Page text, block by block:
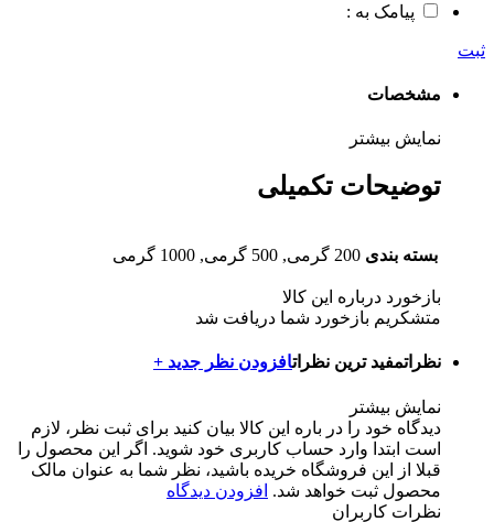
پیامک به :
ثبت
مشخصات
نمایش بیشتر
توضیحات تکمیلی
بسته بندی 200 گرمی, 500 گرمی, 1000 گرمی
بازخورد درباره این کالا
متشکریم بازخورد شما دریافت شد
نظراتمفید ترین نظراتافزودن نظر جدید +
نمایش بیشتر
دیدگاه خود را در باره این کالا بیان کنید برای ثبت نظر، لازم
است ابتدا وارد حساب کاربری خود شوید. اگر این محصول را
قبلا از این فروشگاه خریده باشید، نظر شما به عنوان مالک
محصول ثبت خواهد شد. افزودن دیدگاه
نظرات کاربران